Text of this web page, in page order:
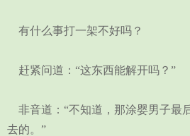
有什么事打一架不好吗？
赶紧问道：“这东西能解开吗？”
非音道：“不知道，那涂婴男子最
去的。”